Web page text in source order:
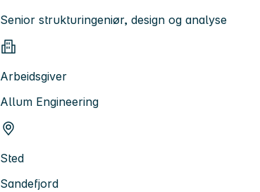
Senior strukturingeniør, design og analyse
Arbeidsgiver
Allum Engineering
Sted
Sandefjord